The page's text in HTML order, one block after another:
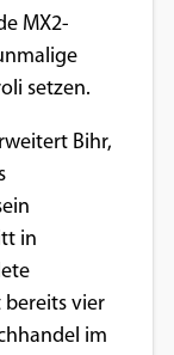
MX2-
setzen.
Bihr,
in
bereits vier
im
und
zu